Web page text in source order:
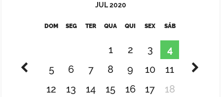
JUL 2020
DOM SEG TER QUA QUI SEX SÁB
1 2 3
4
5
6 7 8 9 10
11
12
13 14 15 16 17
18